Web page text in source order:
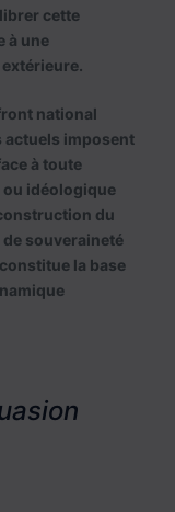
cette
à une
national
actuels imposent
à toute
idéologique
du
souveraineté
la base